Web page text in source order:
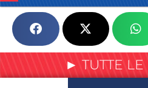
► TUTTE